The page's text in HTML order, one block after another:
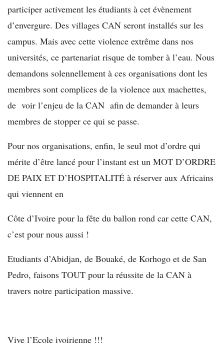
participer activement les étudiants à cet évènement
d’envergure. Des villages CAN seront installés sur les
campus. Mais avec cette violence extrême dans nos
universités, ce partenariat risque de tomber à l’eau. Nous
demandons solennellement à ces organisations dont les
membres sont complices de la violence aux machettes,
de voir l’enjeu de la CAN afin de demander à leurs
membres de stopper ce qui se passe.
Pour nos organisations, enfin, le seul mot d’ordre qui
mérite d’être lancé pour l’instant est un MOT D’ORDRE
DE PAIX ET D’HOSPITALITÉ à réserver aux Africains
qui viennent en
Côte d’Ivoire pour la fête du ballon rond car cette CAN,
c’est pour nous aussi !
Etudiants d’Abidjan, de Bouaké, de Korhogo et de San
Pedro, faisons TOUT pour la réussite de la CAN à
travers notre participation massive.
Vive l’Ecole ivoirienne !!!